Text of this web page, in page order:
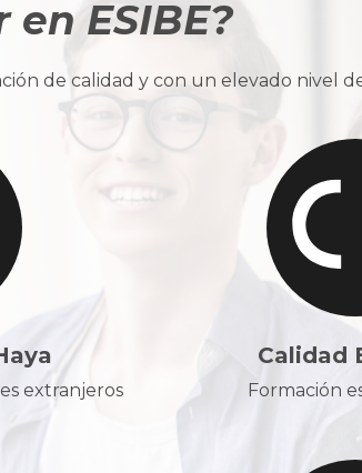
ESIBE?
de calidad y con un elevado nivel
extranjeros
Calidad
Formación